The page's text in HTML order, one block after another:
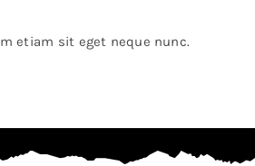
etiam sit eget neque nunc.